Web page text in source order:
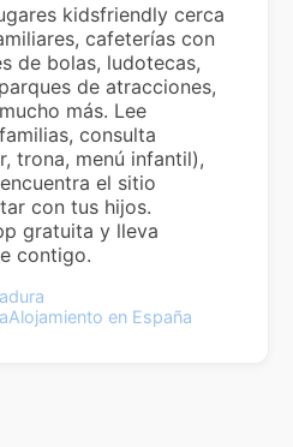
kidsfriendly cerca
cafeterías con
de bolas, ludotecas,
de atracciones,
más. Lee
consulta
trona, menú infantil),
el sitio
con tus hijos.
gratuita y lleva
contigo.
Alojamiento en España